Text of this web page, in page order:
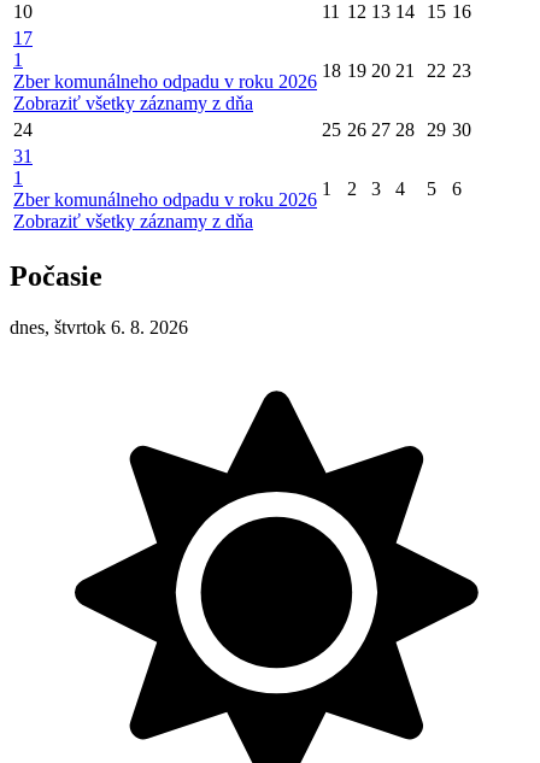
10 11 12 13 14 15 16
17
1
Zber komunálneho odpadu v roku 2026
Zobraziť všetky záznamy z dňa
18 19 20 21 22 23
24 25 26 27 28 29 30
31
1
Zber komunálneho odpadu v roku 2026
Zobraziť všetky záznamy z dňa
1 2 3 4 5 6
Počasie
dnes, štvrtok 6. 8. 2026